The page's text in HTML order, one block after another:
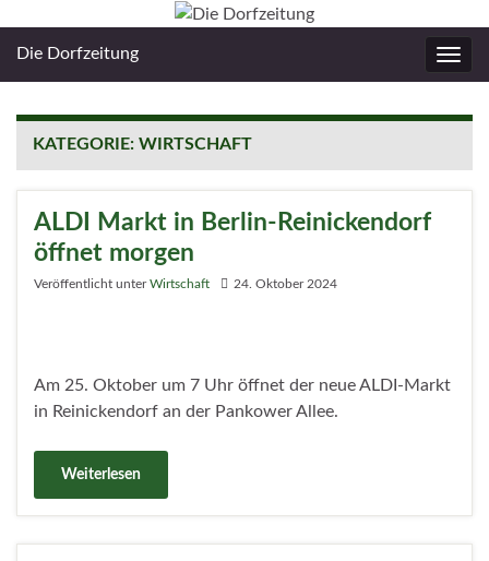
Die Dorfzeitung
KATEGORIE: WIRTSCHAFT
ALDI Markt in Berlin-Reinickendorf
öffnet morgen
Veröffentlicht unterWirtschaft 24. Oktober 2024
Am 25. Oktober um 7 Uhr öffnet der neue ALDI-Markt
in Reinickendorf an der Pankower Allee.
Weiterlesen